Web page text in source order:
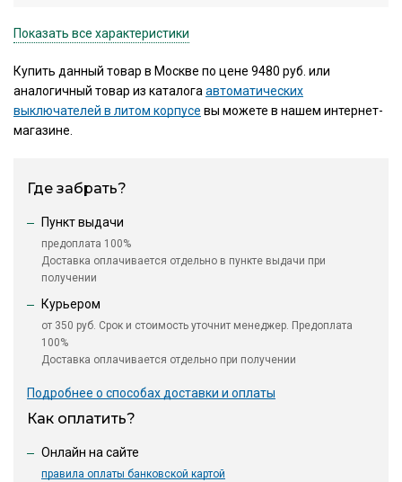
Показать все характеристики
Купить данный товар в Москве по цене 9480 руб. или
аналогичный товар из каталогаавтоматических
выключателей в литом корпусе вы можете в нашем интернет-
магазине.
Где забрать?
Пункт выдачи
предоплата 100%
Доставка оплачивается отдельно в пункте выдачи при
получении
Курьером
от 350 руб. Срок и стоимость уточнит менеджер. Предоплата
100%
Доставка оплачивается отдельно при получении
Подробнее о способах доставки и оплаты
Как оплатить?
Онлайн на сайте
правила оплаты банковской картой